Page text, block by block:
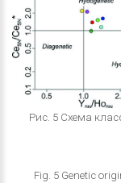
Рис. 5 Схема
Fig. 5 Genetic